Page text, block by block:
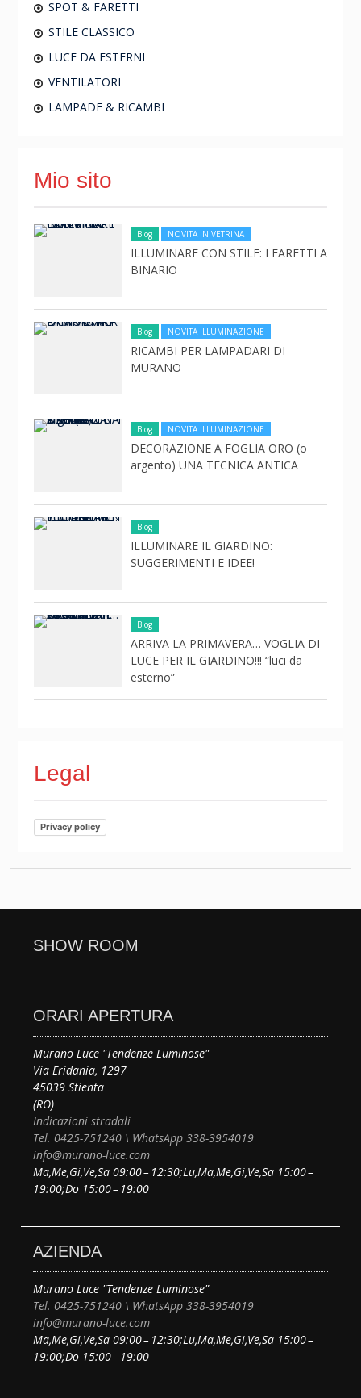
SPOT & FARETTI
STILE CLASSICO
LUCE DA ESTERNI
VENTILATORI
LAMPADE & RICAMBI
Mio sito
Blog NOVITA IN VETRINA
ILLUMINARE CON STILE: I FARETTI A
BINARIO
Blog NOVITA ILLUMINAZIONE
RICAMBI PER LAMPADARI DI
MURANO
Blog NOVITA ILLUMINAZIONE
DECORAZIONE A FOGLIA ORO (o
argento) UNA TECNICA ANTICA
Blog
ILLUMINARE IL GIARDINO:
SUGGERIMENTI E IDEE!
Blog
ARRIVA LA PRIMAVERA… VOGLIA DI
LUCE PER IL GIARDINO!!! “luci da
esterno”
Legal
Privacy policy
SHOW ROOM
ORARI APERTURA
Murano Luce "Tendenze Luminose"
Via Eridania, 1297
45039 Stienta
(RO)
Indicazioni stradali
Tel. 0425-751240 \ WhatsApp 338-3954019
info@murano-luce.com
Ma,Me,Gi,Ve,Sa 09:00 – 12:30;Lu,Ma,Me,Gi,Ve,Sa 15:00 –
19:00;Do 15:00 – 19:00
AZIENDA
Murano Luce "Tendenze Luminose"
Tel. 0425-751240 \ WhatsApp 338-3954019
info@murano-luce.com
Ma,Me,Gi,Ve,Sa 09:00 – 12:30;Lu,Ma,Me,Gi,Ve,Sa 15:00 –
19:00;Do 15:00 – 19:00